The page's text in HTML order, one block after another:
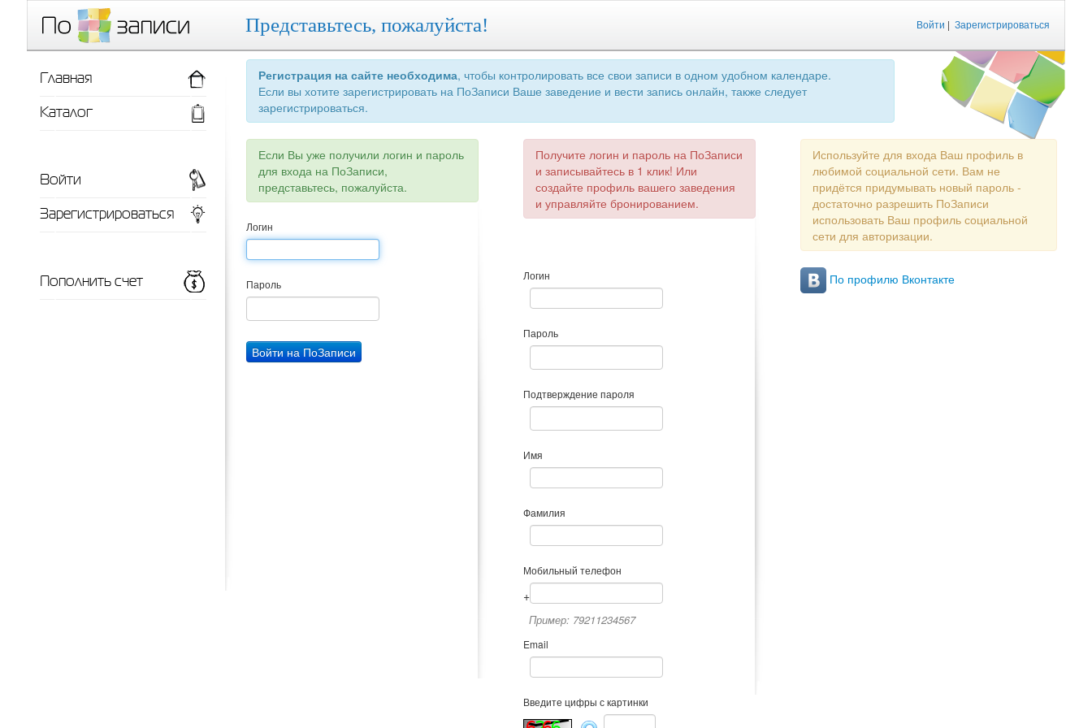
Войти | Зарегистрироваться
Представьтесь, пожалуйста!
Регистрация на сайте необходима, чтобы контролировать все свои записи в одном удобном календаре.
Если вы хотите зарегистрировать на ПоЗаписи Ваше заведение и вести запись онлайн, также следует
зарегистрироваться.
Если Вы уже получили логин и пароль
для входа на ПоЗаписи,
представьтесь, пожалуйста.
Логин
Пароль
Получите логин и пароль на ПоЗаписи
и записывайтесь в 1 клик! Или
создайте профиль вашего заведения
и управляйте бронированием.
Логин
Пароль
Подтверждение пароля
Имя
Фамилия
Мобильный телефон
+
Пример: 79211234567
Email
Введите цифры с картинки
Используйте для входа Ваш профиль в
любимой социальной сети. Вам не
придётся придумывать новый пароль -
достаточно разрешить ПоЗаписи
использовать Ваш профиль социальной
сети для авторизации.
По профилю Вконтакте
Главная
Каталог
Войти
Зарегистрироваться
Пополнить счет